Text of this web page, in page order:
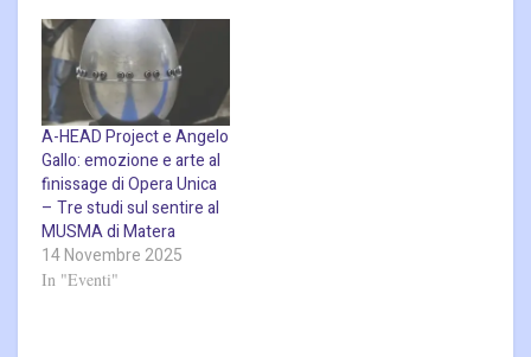
A-HEAD Project e Angelo
Gallo: emozione e arte al
finissage di Opera Unica
– Tre studi sul sentire al
MUSMA di Matera
14 Novembre 2025
In "Eventi"